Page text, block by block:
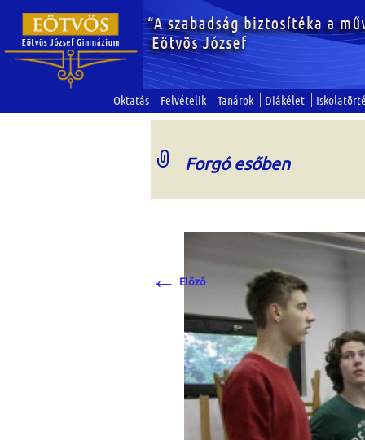
Oktatás Felvételik Tanárok Diákélet
Forgó esőben
← Előző